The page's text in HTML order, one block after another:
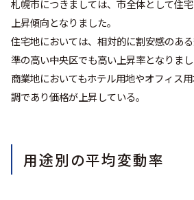
札幌市につきましては、市全体として住
上昇傾向となりました。
住宅地においては、相対的に割安感のあ
準の高い中央区でも高い上昇率となりまし
商業地においてもホテル用地やオフィス
調であり価格が上昇している。
用途別の平均変動率